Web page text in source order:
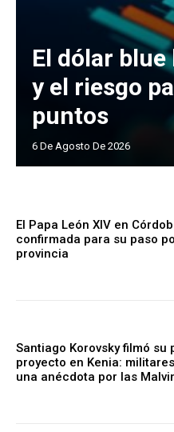
El dólar blue
y el riesgo
puntos
6 De Agosto De 2026
El Papa León XIV en
confirmada para su paso
provincia
Santiago Korovsky filmó su
proyecto en Kenia:
una anécdota por las